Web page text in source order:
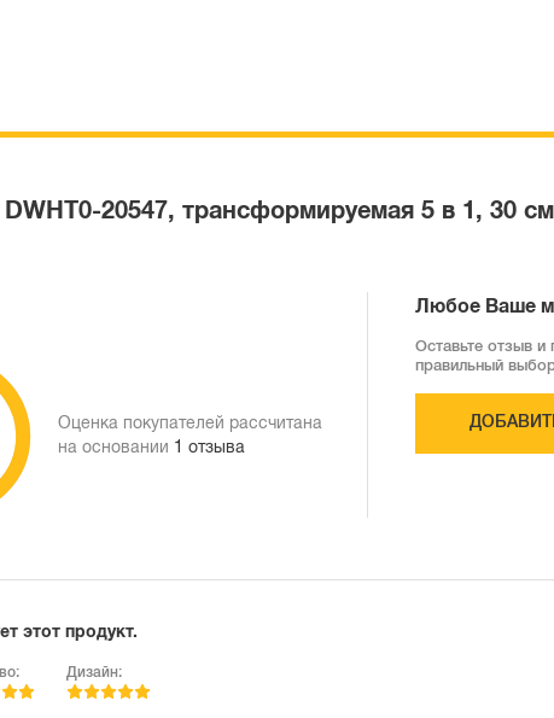
20547, трансформируемая 5 в 1, 30 см
Оценка покупателей рассчитана
на основании 1 отзыва
Любое Ваше
Оставьте отзыв и
правильный
этот продукт.
Дизайн: